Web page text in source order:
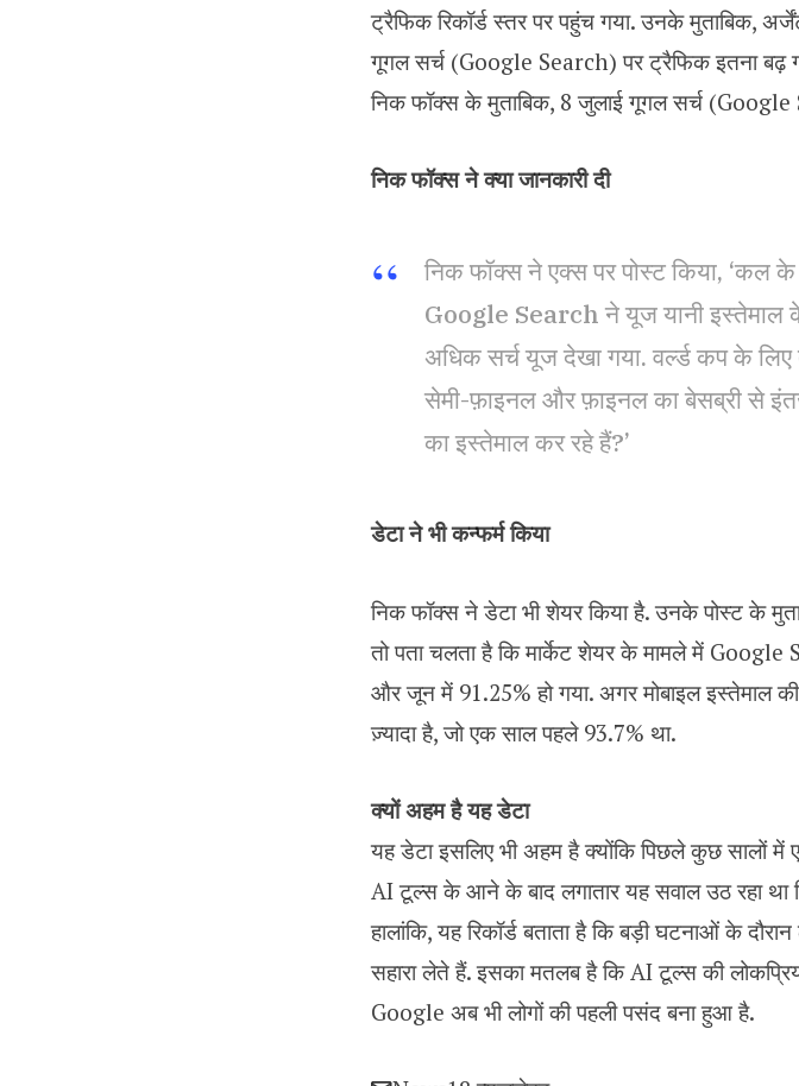
ट्रैफिक रिकॉर्ड स्तर पर पहुंच गया. उनके मुताबिक,
गूगल सर्च (Google Search) पर ट्रैफिक इतना बढ़
निक फॉक्स के मुताबिक, 8 जुलाई गूगल सर्च (Google
निक फॉक्स ने क्या जानकारी दी
निक फॉक्स ने एक्स पर पोस्ट किया, ‘कल
Google Search ने यूज यानी इस्तेमाल के
अधिक सर्च यूज देखा गया. वर्ल्ड कप के
सेमी-फ़ाइनल और फ़ाइनल का बेसब्री से
का इस्तेमाल कर रहे हैं?’
डेटा ने भी कन्फर्म किया
निक फॉक्स ने डेटा भी शेयर किया है. उनके पोस्ट के
तो पता चलता है कि मार्केट शेयर के मामले में
और जून में 91.25% हो गया. अगर मोबाइल इस्तेमाल
ज़्यादा है, जो एक साल पहले 93.7% था.
क्यों अहम है यह डेटा
यह डेटा इसलिए भी अहम है क्योंकि पिछले कुछ
AI टूल्स के आने के बाद लगातार यह सवाल उठ रहा था
हालांकि, यह रिकॉर्ड बताता है कि बड़ी घटनाओं के
सहारा लेते हैं. इसका मतलब है कि AI टूल्स की
Google अब भी लोगों की पहली पसंद बना हुआ है.